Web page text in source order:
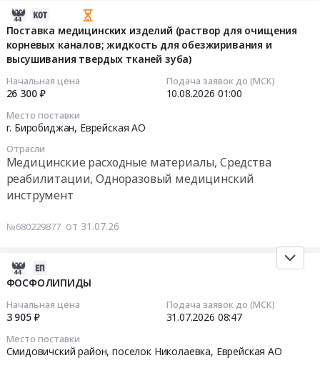
Поставка медицинских изделий (раствор для очищения
корневых каналов; жидкость для обезжиривания и
высушивания твердых тканей зуба)
Начальная цена
26 300 ₽
Подача заявок до (МСК)
10.08.2026 01:00
Место поставки
г. Биробиджан, Еврейская АО
Отрасли
Медицинские расходные материалы, Средства
реабилитации, Одноразовый медицинский
инструмент
№680229877 от 31.07.26
ФОСФОЛИПИДЫ
Начальная цена
3 905 ₽
Подача заявок до (МСК)
31.07.2026 08:47
Место поставки
Смидовичский район, поселок Николаевка, Еврейская АО